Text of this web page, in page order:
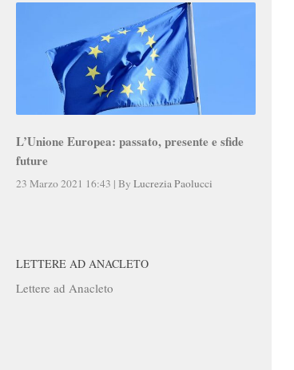
L’Unione Europea: passato, presente e sfide
future
23 Marzo 2021 16:43 | By Lucrezia Paolucci
LETTERE AD ANACLETO
Lettere ad Anacleto